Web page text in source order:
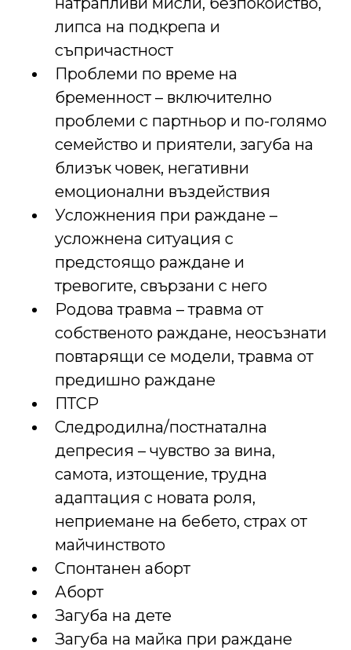
липса на подкрепа и
съпричастност
Проблеми по време на
бременност – включително
проблеми с партньор и по-голямо
семейство и приятели, загуба на
близък човек, негативни
емоционални въздействия
Усложнения при раждане –
усложнена ситуация с
предстоящо раждане и
тревогите, свързани с него
Родова травма – травма от
собственото раждане, неосъзнати
повтарящи се модели, травма от
предишно раждане
ПТСР
Следродилна/постнатална
депресия – чувство за вина,
самота, изтощение, трудна
адаптация с новата роля,
неприемане на бебето, страх от
майчинството
Спонтанен аборт
Аборт
Загуба на дете
Загуба на майка при раждане